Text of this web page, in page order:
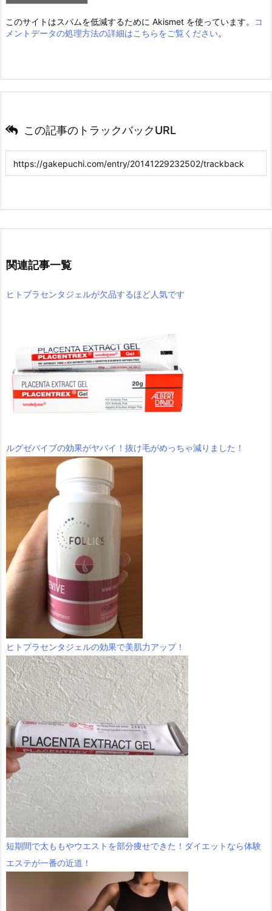
このサイトはスパムを低減するために Akismet を使っています。
コ
メントデータの処理方法の詳細はこちらをご覧ください。
この記事のトラックバックURL
関連記事一覧
ヒトプラセンタジェルが欠品するほど人気です
ルグゼバイブの効果がヤバイ！抜け毛がめっちゃ減りました！
ヒトプラセンタジェルの効果で美肌力アップ！
短期間で太ももやウエストを部分痩せできた！ダイエットなら体験
エステが一番の近道！